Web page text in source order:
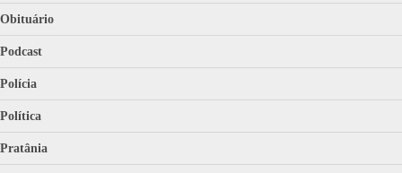
Obituário
Podcast
Polícia
Política
Pratânia